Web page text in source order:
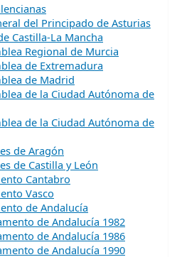
del Principado de Asturias
Castilla-La Mancha
Regional de Murcia
de Extremadura
de Madrid
de la Ciudad Autónoma de
de la Ciudad Autónoma de
de Aragón
de Castilla y León
Cantabro
Vasco
de Andalucía
de Andalucía 1982
de Andalucía 1986
de Andalucía 1990